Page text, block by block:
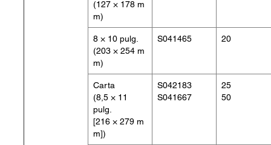
(127 × 178 m
m)
8 × 10 pulg.
(203 × 254 m
m)
S041465 20
Carta
(8,5 × 11
pulg.
[216 × 279 m
m])
S042183
S041667
25
50